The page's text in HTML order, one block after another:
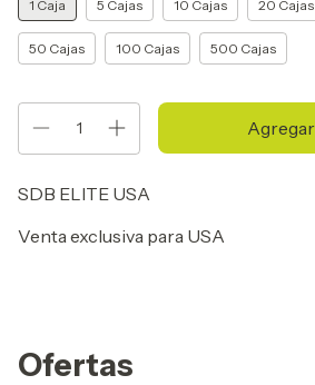
1 Caja 5 Cajas 10 Cajas 20 Cajas
50 Cajas 100 Cajas 500 Cajas
SDB ELITE USA
Venta exclusiva para USA
Ofertas